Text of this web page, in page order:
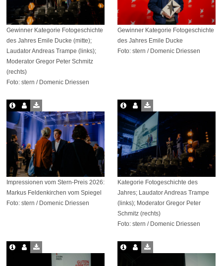
Gewinner Kategorie Fotogeschichte
des Jahres Emile Ducke (mitte);
Laudator Andreas Trampe (links);
Moderator Gregor Peter Schmitz
(rechts)
Foto: stern / Domenic Driessen
Gewinner Kategorie Fotogeschichte
des Jahres Emile Ducke
Foto: stern / Domenic Driessen
Impressionen vom Stern-Preis 2026:
Markus Feldenkirchen vom Spiegel
Foto: stern / Domenic Driessen
Kategorie Fotogeschichte des
Jahres; Laudator Andreas Trampe
(links); Moderator Gregor Peter
Schmitz (rechts)
Foto: stern / Domenic Driessen